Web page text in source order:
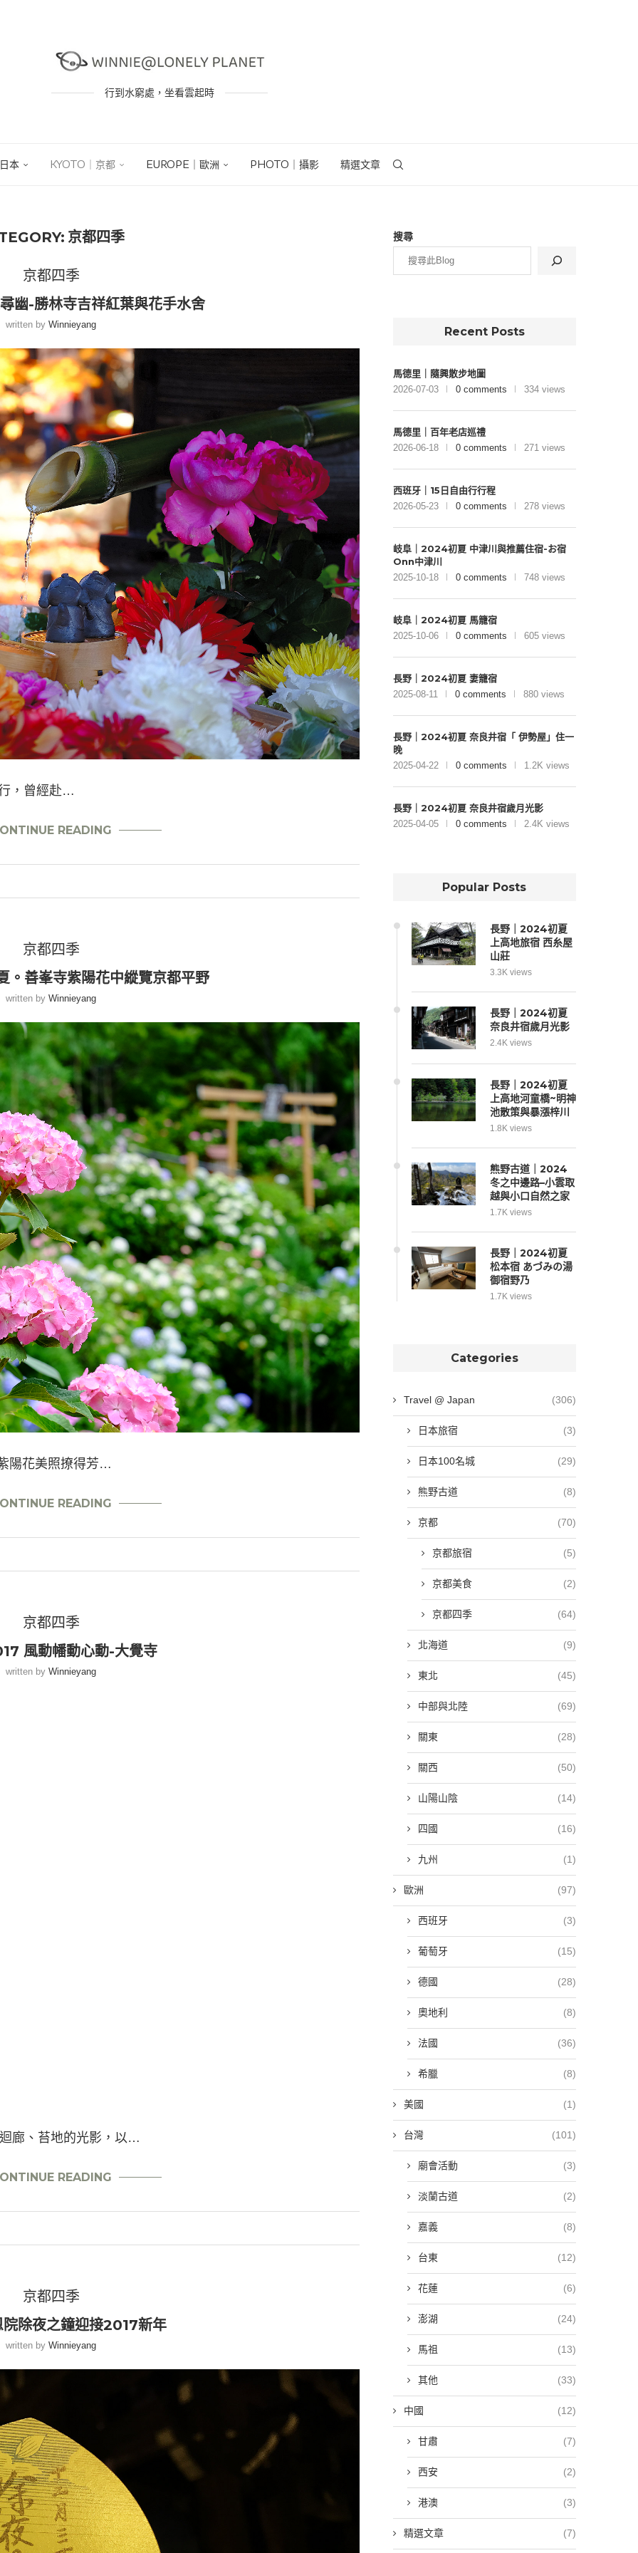
行到水窮處，坐看雲起時
本 KYOTO｜京都 EUROPE｜歐洲 PHOTO｜攝影 精選文章
京都四季
京都四季
幽-勝林寺吉祥紅葉與花手水舍
written byWinnieyang
，曾經赴…
READING
京都四季
。善峯寺紫陽花中縱覽京都平野
written byWinnieyang
陽花美照撩得芳…
READING
京都四季
風動幡動心動-大覺寺
written byWinnieyang
廊、苔地的光影，以…
READING
京都四季
除夜之鐘迎接2017新年
written byWinnieyang
搜尋
Recent Posts
馬德里｜隨興散步地圖
2026-07-03 0 comments 334 views
馬德里｜百年老店巡禮
2026-06-18 0 comments 271 views
西班牙｜15日自由行行程
2026-05-23 0 comments 278 views
岐阜｜2024初夏 中津川與推薦住宿-お宿
Onn中津川
2025-10-18 0 comments 748 views
岐阜｜2024初夏 馬籠宿
2025-10-06 0 comments 605 views
長野｜2024初夏 妻籠宿
2025-08-11 0 comments 880 views
長野｜2024初夏 奈良井宿「 伊勢屋」住一
晚
2025-04-22 0 comments 1.2K views
長野｜2024初夏 奈良井宿歲月光影
2025-04-05 0 comments 2.4K views
Popular Posts
長野｜2024初夏
上高地旅宿 西糸屋
山莊
3.3K views
長野｜2024初夏
奈良井宿歲月光影
2.4K views
長野｜2024初夏
上高地河童橋~明神
池散策與暴漲梓川
1.8K views
熊野古道｜2024
冬之中邊路–小雲取
越與小口自然之家
1.7K views
長野｜2024初夏
松本宿 あづみの湯
御宿野乃
1.7K views
Categories
Travel @ Japan (306)
日本旅宿 (3)
日本100名城 (29)
熊野古道 (8)
京都 (70)
京都旅宿 (5)
京都美食 (2)
京都四季 (64)
北海道 (9)
東北 (45)
中部與北陸 (69)
關東 (28)
關西 (50)
山陽山陰 (14)
四國 (16)
九州 (1)
歐洲 (97)
西班牙 (3)
葡萄牙 (15)
德國 (28)
奧地利 (8)
法國 (36)
希臘 (8)
美國 (1)
台灣 (101)
廟會活動 (3)
淡蘭古道 (2)
嘉義 (8)
台東 (12)
花蓮 (6)
澎湖 (24)
馬祖 (13)
其他 (33)
中國 (12)
甘肅 (7)
西安 (2)
港澳 (3)
精選文章 (7)